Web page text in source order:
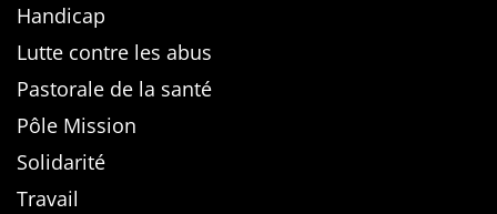
Handicap
Lutte contre les abus
Pastorale de la santé
Pôle Mission
Solidarité
Travail